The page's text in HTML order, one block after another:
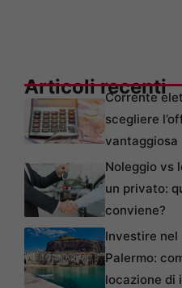
Articoli recenti
Corrente
scegliere
vantaggiosa
Noleggio vs
un privato:
conviene?
Investire nel
Palermo:
locazione di